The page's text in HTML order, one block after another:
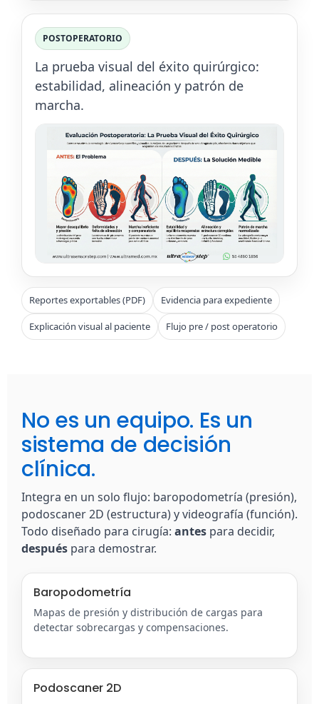
POSTOPERATORIO
La prueba visual del éxito quirúrgico:
estabilidad, alineación y patrón de
marcha.
Reportes exportables (PDF) Evidencia para expediente
Explicación visual al paciente Flujo pre / post operatorio
No es un equipo. Es un
sistema de decisión
clínica.
Integra en un solo flujo: baropodometría (presión),
podoscaner 2D (estructura) y videografía (función).
Todo diseñado para cirugía: antes para decidir,
después para demostrar.
Baropodometría
Mapas de presión y distribución de cargas para
detectar sobrecargas y compensaciones.
Podoscaner 2D